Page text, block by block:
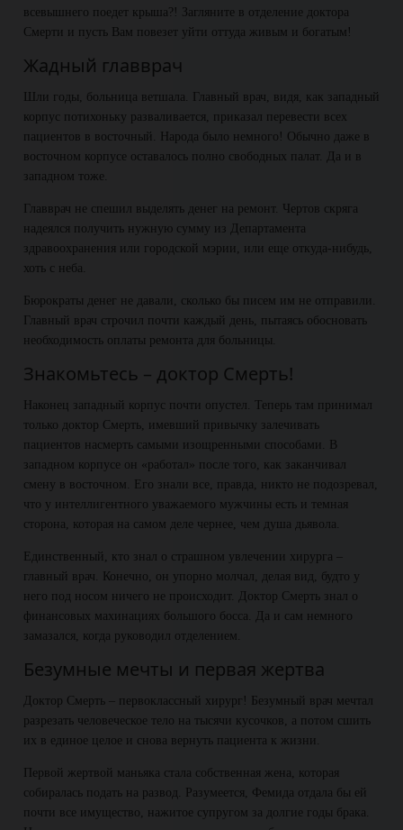
всевышнего поедет крыша?! Загляните в отделение доктора
Смерти и пусть Вам повезет уйти оттуда живым и богатым!
Жадный главврач
Шли годы, больница ветшала. Главный врач, видя, как западный
корпус потихоньку разваливается, приказал перевести всех
пациентов в восточный. Народа было немного! Обычно даже в
восточном корпусе оставалось полно свободных палат. Да и в
западном тоже.
Главврач не спешил выделять денег на ремонт. Чертов скряга
надеялся получить нужную сумму из Департамента
здравоохранения или городской мэрии, или еще откуда-нибудь,
хоть с неба.
Бюрократы денег не давали, сколько бы писем им не отправили.
Главный врач строчил почти каждый день, пытаясь обосновать
необходимость оплаты ремонта для больницы.
Знакомьтесь – доктор Смерть!
Наконец западный корпус почти опустел. Теперь там принимал
только доктор Смерть, имевший привычку залечивать
пациентов насмерть самыми изощренными способами. В
западном корпусе он «работал» после того, как заканчивал
смену в восточном. Его знали все, правда, никто не подозревал,
что у интеллигентного уважаемого мужчины есть и темная
сторона, которая на самом деле чернее, чем душа дьявола.
Единственный, кто знал о страшном увлечении хирурга –
главный врач. Конечно, он упорно молчал, делая вид, будто у
него под носом ничего не происходит. Доктор Смерть знал о
финансовых махинациях большого босса. Да и сам немного
замазался, когда руководил отделением.
Безумные мечты и первая жертва
Доктор Смерть – первоклассный хирург! Безумный врач мечтал
разрезать человеческое тело на тысячи кусочков, а потом сшить
их в единое целое и снова вернуть пациента к жизни.
Первой жертвой маньяка стала собственная жена, которая
собиралась подать на развод. Разумеется, Фемида отдала бы ей
почти все имущество, нажитое супругом за долгие годы брака.